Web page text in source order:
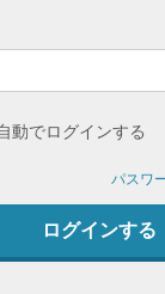
動でログインする
パスワ